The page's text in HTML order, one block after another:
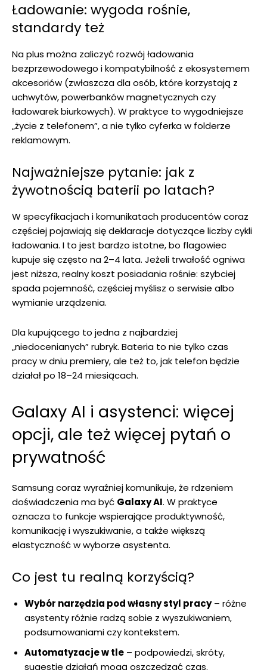
Ładowanie: wygoda rośnie,
standardy też
Na plus można zaliczyć rozwój ładowania
bezprzewodowego i kompatybilność z ekosystemem
akcesoriów (zwłaszcza dla osób, które korzystają z
uchwytów, powerbanków magnetycznych czy
ładowarek biurkowych). W praktyce to wygodniejsze
„życie z telefonem”, a nie tylko cyferka w folderze
reklamowym.
Najważniejsze pytanie: jak z
żywotnością baterii po latach?
W specyfikacjach i komunikatach producentów coraz
częściej pojawiają się deklaracje dotyczące liczby cykli
ładowania. I to jest bardzo istotne, bo flagowiec
kupuje się często na 2–4 lata. Jeżeli trwałość ogniwa
jest niższa, realny koszt posiadania rośnie: szybciej
spada pojemność, częściej myślisz o serwisie albo
wymianie urządzenia.
Dla kupującego to jedna z najbardziej
„niedocenianych” rubryk. Bateria to nie tylko czas
pracy w dniu premiery, ale też to, jak telefon będzie
działał po 18–24 miesiącach.
Galaxy AI i asystenci: więcej
opcji, ale też więcej pytań o
prywatność
Samsung coraz wyraźniej komunikuje, że rdzeniem
doświadczenia ma być Galaxy AI. W praktyce
oznacza to funkcje wspierające produktywność,
komunikację i wyszukiwanie, a także większą
elastyczność w wyborze asystenta.
Co jest tu realną korzyścią?
Wybór narzędzia pod własny styl pracy– różne
asystenty różnie radzą sobie z wyszukiwaniem,
podsumowaniami czy kontekstem.
Automatyzacje w tle – podpowiedzi, skróty,
sugestie działań mogą oszczędzać czas.